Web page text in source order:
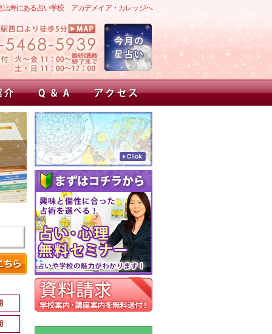
比寿にある占い学校 アカデメイア・カレッジへ